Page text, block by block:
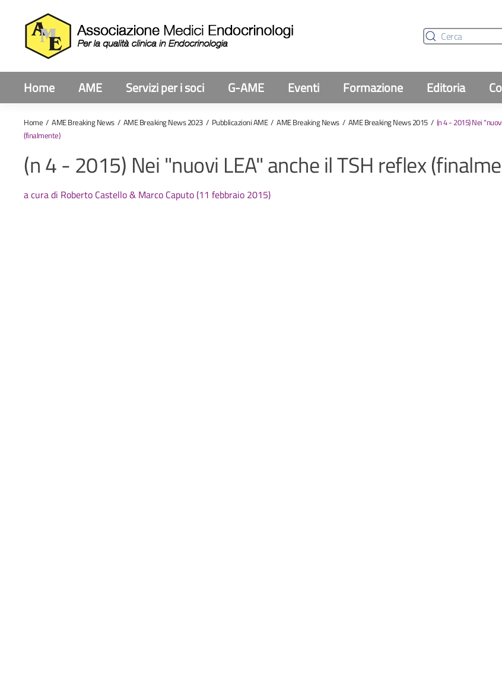
Home AME Servizi per i soci G-AME Eventi Formazione Editoria
Home AME Breaking News AME Breaking News 2023 Pubblicazioni AME AME Breaking News AME Breaking News 2015
(n 4 - 2015) Nei
(finalmente)
(n 4 - 2015) Nei "nuovi LEA" anche il TSH reflex
a cura di Roberto Castello & Marco Caputo (11 febbraio 2015)